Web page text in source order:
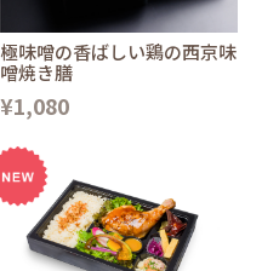
極味噌の香ばしい鶏の西京味
噌焼き膳
¥1,080